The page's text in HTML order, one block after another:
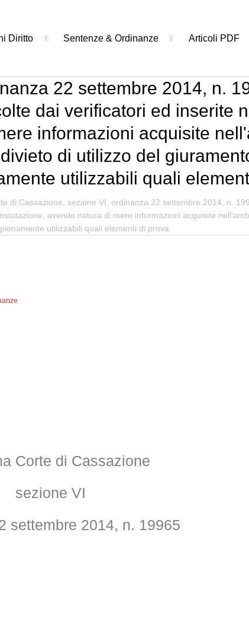
Diritto Sentenze & Ordinanze Articoli PDF
22 settembre 2014, n.
dai verificatori ed inserite
informazioni acquisite
di utilizzo del
utilizzabili quali
di Cassazione, sezione VI, ordinanza 22 settembre 2014, n.
avendo natura di mere informazioni acquisite
utilizzabili quali elementi di prova
Corte di Cassazione
sezione VI
settembre 2014, n. 19965